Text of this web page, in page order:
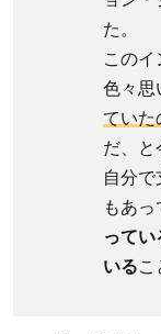
2.1
支援地
域の様
子がわ
かる自
分専用
アカウ
ント
「マイ
た。
この
色々思
ていた
だ、と
自分で
もあっ
って
いるこ